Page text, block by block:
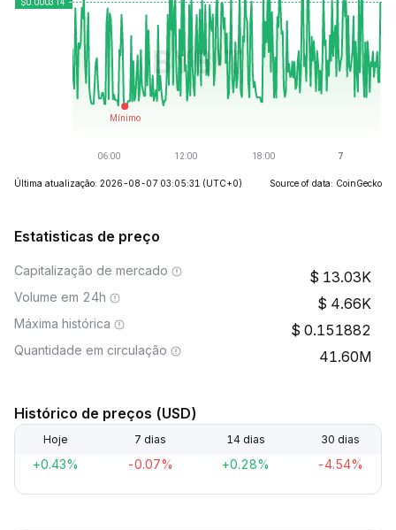
Última atualização: 2026-08-07 03:05:31 (UTC+0) Source of data: CoinGecko
Estatisticas de preço
Capitalização de mercado 13.03K
Volume em 24h 4.66K
Máxima histórica 0.151882
Quantidade em circulação 41.60M
Histórico de preços (USD)
Hoje 7 dias 14 dias 30 dias
+0.43% -0.07% +0.28% -4.54%